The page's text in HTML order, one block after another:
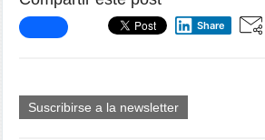
Share
Suscribirse a la newsletter